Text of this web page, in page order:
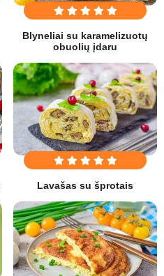
Blyneliai su karamelizuotų
obuolių įdaru
Lavašas su šprotais